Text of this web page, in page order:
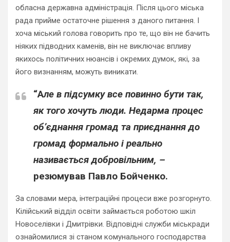
обласна державна адміністрація. Після цього міська
рада прийме остаточне рішення з даного питання. І
хоча міський голова говорить про те, що він не бачить
ніяких підводних каменів, він не виключає впливу
якихось політичних нюансів і окремих думок, які, за
його визнанням, можуть виникати.
“Але в підсумку все повинно бути так,
як того хочуть люди. Недарма процес
об’єднання громад та приєднання до
громад формально і реально
називається добровільним, –
резюмував Павло Бойченко.
За словами мера, інтеграційні процеси вже розгорнуто.
Кілійський відділ освіти займається роботою шкіл
Новоселівки і Дмитрівки. Відповідні служби міськради
ознайомилися зі станом комунального господарства